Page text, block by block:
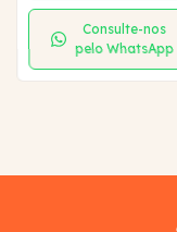
Consulte-nos
pelo WhatsApp